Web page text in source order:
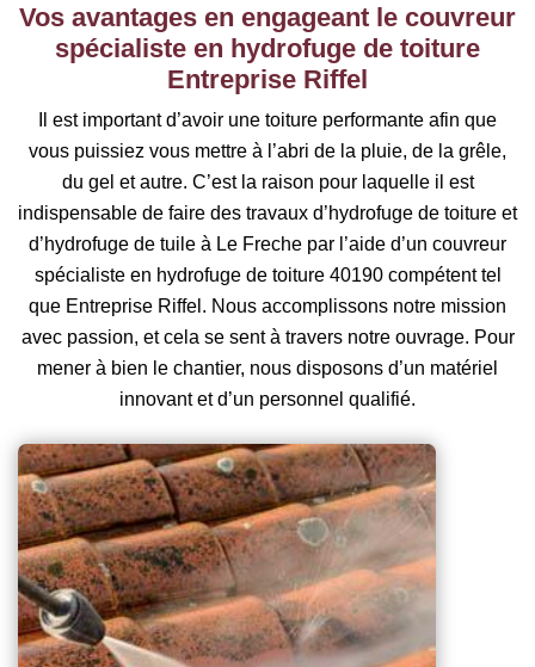
Vos avantages en engageant le couvreur
spécialiste en hydrofuge de toiture
Entreprise Riffel
Il est important d’avoir une toiture performante afin que
vous puissiez vous mettre à l’abri de la pluie, de la grêle,
du gel et autre. C’est la raison pour laquelle il est
indispensable de faire des travaux d’hydrofuge de toiture et
d’hydrofuge de tuile à Le Freche par l’aide d’un couvreur
spécialiste en hydrofuge de toiture 40190 compétent tel
que Entreprise Riffel. Nous accomplissons notre mission
avec passion, et cela se sent à travers notre ouvrage. Pour
mener à bien le chantier, nous disposons d’un matériel
innovant et d’un personnel qualifié.